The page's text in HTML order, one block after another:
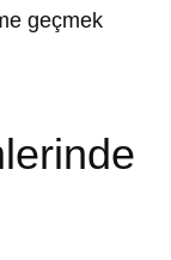
geçmek